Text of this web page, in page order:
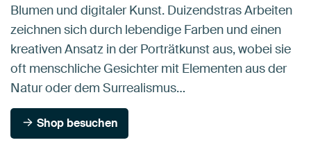
Blumen und digitaler Kunst. Duizendstras Arbeiten
zeichnen sich durch lebendige Farben und einen
kreativen Ansatz in der Porträtkunst aus, wobei sie
oft menschliche Gesichter mit Elementen aus der
Natur oder dem Surrealismus…
Shop besuchen